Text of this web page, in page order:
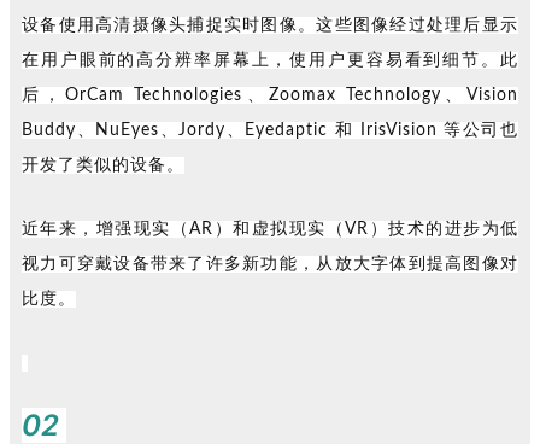
设备使用高清摄像头捕捉实时图像。这些图像经过处理后显示
在用户眼前的高分辨率屏幕上，使用户更容易看到细节。此
后，OrCam Technologies、Zoomax Technology、Vision
Buddy、NuEyes、Jordy、Eyedaptic 和 IrisVision 等公司也
开发了类似的设备。
近年来，增强现实（AR）和虚拟现实（VR）技术的进步为低
视力可穿戴设备带来了许多新功能，从放大字体到提高图像对
比度。
02